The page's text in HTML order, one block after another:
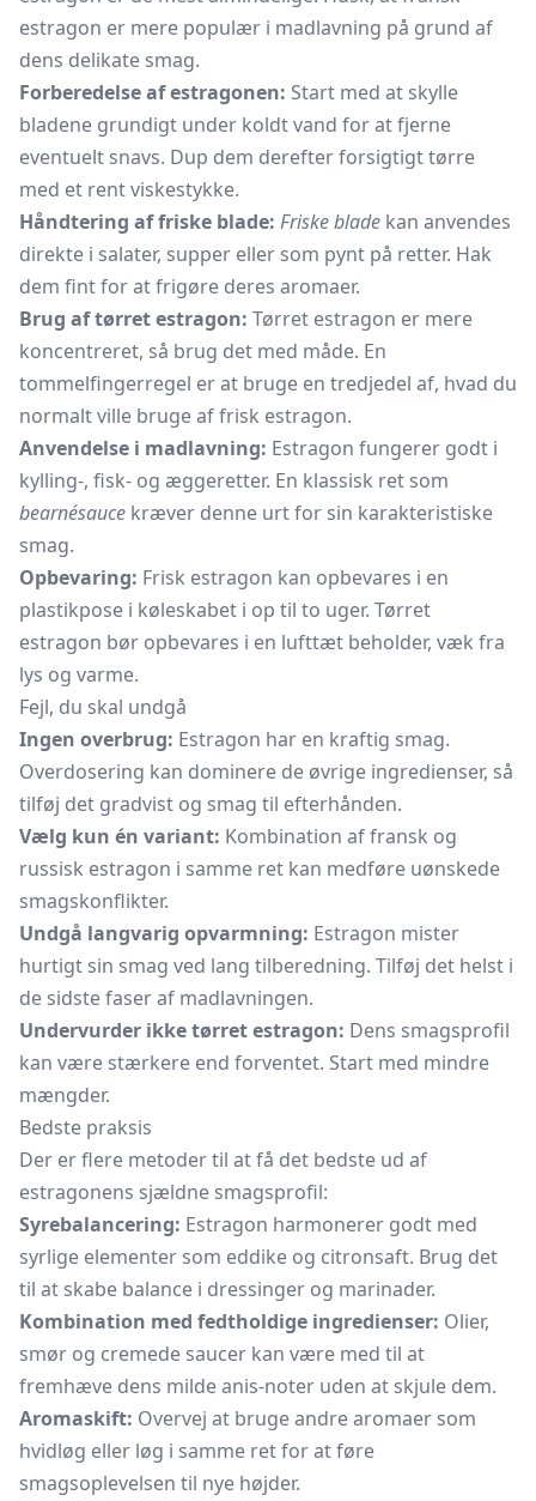
estragon er mere populær i madlavning på grund af
dens delikate smag.
Forberedelse af estragonen: Start med at skylle
bladene grundigt under koldt vand for at fjerne
eventuelt snavs. Dup dem derefter forsigtigt tørre
med et rentviskestykke.
Håndtering af friske blade: Friske blade kan anvendes
direkte i salater, supper eller som pynt på retter. Hak
dem fint for at frigøre deres aromaer.
Brug af tørret estragon: Tørret estragon er mere
koncentreret, så brug det med måde. En
tommelfingerregel er at bruge en tredjedel af, hvad du
normalt ville bruge af frisk estragon.
Anvendelse i madlavning: Estragon fungerer godt i
kylling-, fisk- og æggeretter. En klassisk ret som
bearnésauce kræver denne urt for sin karakteristiske
smag.
Opbevaring: Frisk estragon kan opbevares i en
plastikpose i køleskabet i op til to uger. Tørret
estragon bør opbevares i en lufttæt beholder, væk fra
lys og varme.
Fejl, du skal undgå
Ingen overbrug: Estragon har en kraftig smag.
Overdosering kan dominere de øvrige ingredienser, så
tilføj det gradvist og smag til efterhånden.
Vælg kun én variant: Kombination af fransk og
russisk estragon i samme ret kan medføre uønskede
smagskonflikter.
Undgå langvarig opvarmning: Estragon mister
hurtigt sin smag ved lang tilberedning. Tilføj det helst i
de sidste faser af madlavningen.
Undervurder ikke tørret estragon: Dens smagsprofil
kan være stærkere end forventet. Start med mindre
mængder.
Bedste praksis
Der er flere metoder til at få det bedste ud af
estragonens sjældne smagsprofil:
Syrebalancering: Estragon harmonerer godt med
syrlige elementer som eddike og citronsaft. Brug det
til at skabe balance i dressinger og marinader.
Kombination med fedtholdige ingredienser: Olier,
smør og cremede saucer kan være med til at
fremhæve dens milde anis-noter uden at skjule dem.
Aromaskift: Overvej at bruge andre aromaer som
hvidløg eller løg i samme ret for at føre
smagsoplevelsen til nye højder.